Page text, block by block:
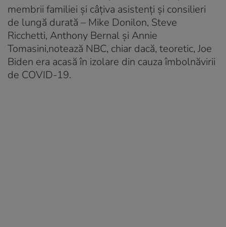
membrii familiei şi câţiva asistenţi şi consilieri
de lungă durată – Mike Donilon, Steve
Ricchetti, Anthony Bernal şi Annie
Tomasini,notează NBC, chiar dacă, teoretic, Joe
Biden era acasă în izolare din cauza îmbolnăvirii
de COVID-19.